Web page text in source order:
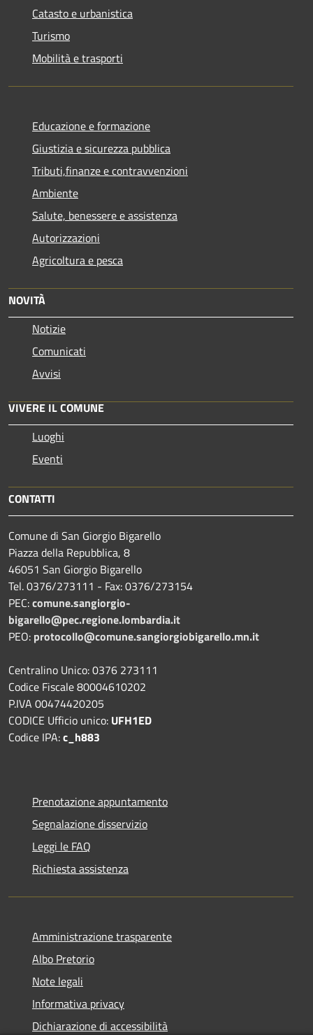
Catasto e urbanistica
Turismo
Mobilità e trasporti
Educazione e formazione
Giustizia e sicurezza pubblica
Tributi,finanze e contravvenzioni
Ambiente
Salute, benessere e assistenza
Autorizzazioni
Agricoltura e pesca
NOVITÀ
Notizie
Comunicati
Avvisi
VIVERE IL COMUNE
Luoghi
Eventi
CONTATTI
Comune di San Giorgio Bigarello
Piazza della Repubblica, 8
46051 San Giorgio Bigarello
Tel. 0376/273111 - Fax: 0376/273154
PEC:comune.sangiorgio-
bigarello@pec.regione.lombardia.it
PEO: protocollo@comune.sangiorgiobigarello.mn.it
Centralino Unico: 0376 273111
Codice Fiscale 80004610202
P.IVA 00474420205
CODICE Ufficio unico: UFH1ED
Codice IPA:c_h883
Prenotazione appuntamento
Segnalazione disservizio
Leggi le FAQ
Richiesta assistenza
Amministrazione trasparente
Albo Pretorio
Note legali
Informativa privacy
Dichiarazione di accessibilità